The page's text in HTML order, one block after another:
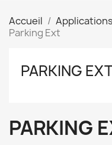
Accueil Applications
Parking Ext
PARKING
PARKING